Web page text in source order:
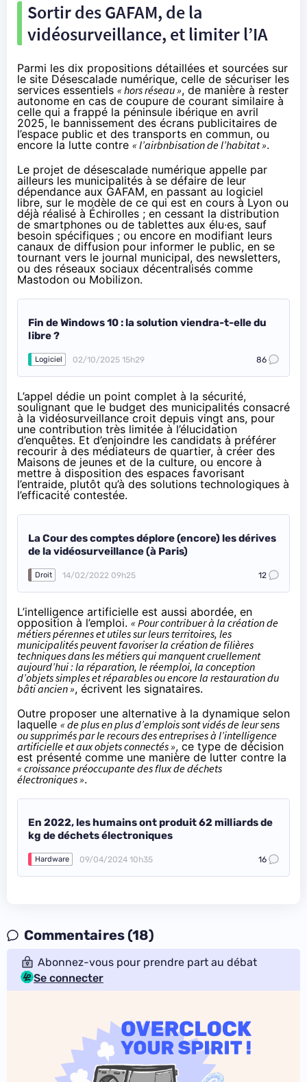
Sortir des GAFAM, de la
vidéosurveillance, et limiter l’IA
Parmi les dix propositions détaillées et sourcées sur
le site Désescalade numérique, celle de sécuriser les
services essentiels « hors réseau », de manière à rester
autonome en cas de coupure de courant similaire à
celle qui a frappé la péninsule ibérique en avril
2025, le bannissement des écrans publicitaires de
l’espace public et des transports en commun, ou
encore la lutte contre « l’airbnbisation de l’habitat ».
Le projet de désescalade numérique appelle par
ailleurs les municipalités à se défaire de leur
dépendance aux GAFAM, en passant au logiciel
libre, sur le modèle de ce qui est en cours à Lyon ou
déjà réalisé à Échirolles ; en cessant la distribution
de smartphones ou de tablettes aux élu·es, sauf
besoin spécifiques ; ou encore en modifiant leurs
canaux de diffusion pour informer le public, en se
tournant vers le journal municipal, des newsletters,
ou des réseaux sociaux décentralisés comme
Mastodon ou Mobilizon.
Fin de Windows 10 : la solution viendra-t-elle du
libre ?
Logiciel 02/10/2025 15h29 86
L’appel dédie un point complet à la sécurité,
soulignant que le budget des municipalités consacré
à la vidéosurveillance croit depuis vingt ans, pour
une contribution très limitée à l’élucidation
d’enquêtes. Et d’enjoindre les candidats à préférer
recourir à des médiateurs de quartier, à créer des
Maisons de jeunes et de la culture, ou encore à
mettre à disposition des espaces favorisant
l’entraide, plutôt qu’à des solutions technologiques à
l’efficacité contestée.
La Cour des comptes déplore (encore) les dérives
de la vidéosurveillance (à Paris)
Droit 14/02/2022 09h25 12
L’intelligence artificielle est aussi abordée, en
opposition à l’emploi. « Pour contribuer à la création de
métiers pérennes et utiles sur leurs territoires, les
municipalités peuvent favoriser la création de filières
techniques dans les métiers qui manquent cruellement
aujourd’hui : la réparation, le réemploi, la conception
d’objets simples et réparables ou encore la restauration du
bâti ancien », écrivent les signataires.
Outre proposer une alternative à la dynamique selon
laquelle « de plus en plus d’emplois sont vidés de leur sens
ou supprimés par le recours des entreprises à l’intelligence
artificielle et aux objets connectés », ce type de décision
est présenté comme une manière de lutter contre la
« croissance préoccupante des flux de déchets
électroniques ».
En 2022, les humains ont produit 62 milliards de
kg de déchets électroniques
Hardware 09/04/2024 10h35 16
Commentaires (18)
Abonnez-vous pour prendre part au débat
Se connecter